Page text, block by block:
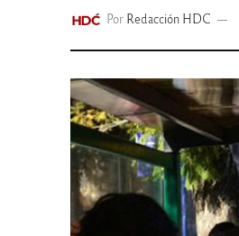
Por Redacción HDC